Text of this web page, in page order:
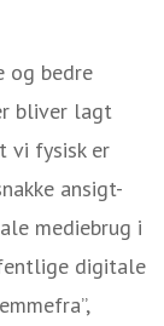
og bedre
bliver lagt
vi fysisk er
ansigt-
mediebrug i
digitale